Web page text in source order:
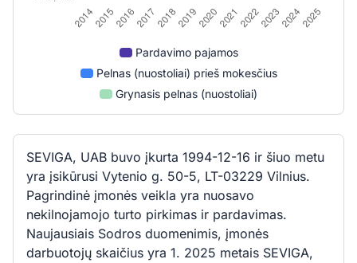
Pardavimo pajamos
Pelnas (nuostoliai) prieš mokesčius
Grynasis pelnas (nuostoliai)
SEVIGA, UAB buvo įkurta 1994-12-16 ir šiuo metu
yra įsikūrusi Vytenio g. 50-5, LT-03229 Vilnius.
Pagrindinė įmonės veikla yra nuosavo
nekilnojamojo turto pirkimas ir pardavimas.
Naujausiais Sodros duomenimis, įmonės
darbuotojų skaičius yra 1. 2025 metais SEVIGA,